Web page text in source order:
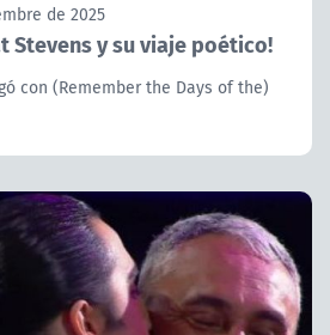
de 2025
Stevens y su viaje poético!
con (Remember the Days of the)